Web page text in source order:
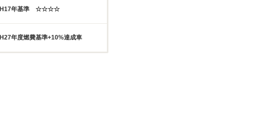
H17年基準 ☆☆☆☆
H27年度燃費基準+10%達成車